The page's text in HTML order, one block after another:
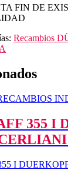
FIN DE
Recambios
355 I